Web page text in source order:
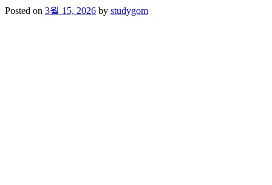
Posted on 3월 15, 2026 by studygom